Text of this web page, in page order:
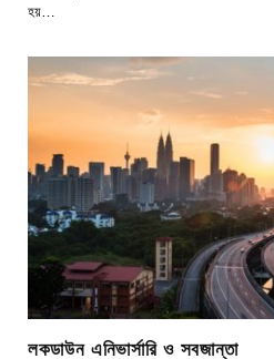
হয়…
লকডাউন এনিভার্সারি ও সবজান্তা